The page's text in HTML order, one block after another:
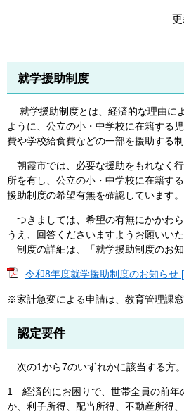
就学援助制度
就学援助制度とは、経済的な理由に
ように、公立の小・中学校に在籍する
費や学校給食費などの一部を援助する制
朝霞市では、必要な援助をもれなく
所を有し、公立の小・中学校に在籍す
援助制度の希望有無を確認しています。
つきましては、希望の有無にかかわ
うえ、回答くださいますようお願いいた
制度の詳細は、「就学援助制度のお知
令和8年度就学援助制度のお知らせ
※家計急変による申請は、教育管理課窓
認定要件
次の1から7のいずれかに該当する方。
1 経済的にお困りで、世帯全員の前年
か、利子所得、配当所得、不動産所得